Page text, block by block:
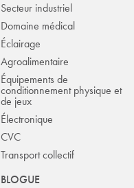
Secteur industriel
Domaine médical
Éclairage
Agroalimentaire
Équipements de
conditionnement physique et
de jeux
Électronique
CVC
Transport collectif
BLOGUE